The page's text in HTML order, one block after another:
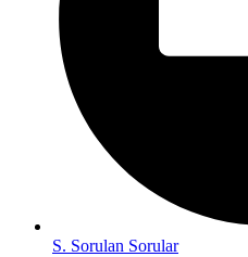
S. Sorulan Sorular